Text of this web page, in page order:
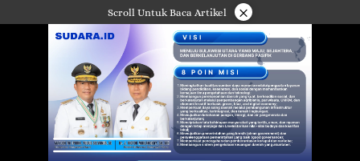
ke
Scroll Untuk Baca Artikel ×